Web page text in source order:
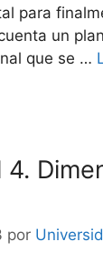
para
un
que se …
por